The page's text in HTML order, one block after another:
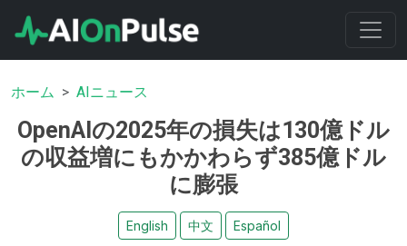
ホーム AIニュース
OpenAIの2025年の損失は130億ドル
の収益増にもかかわらず385億ドル
に膨張
English 中文 Español